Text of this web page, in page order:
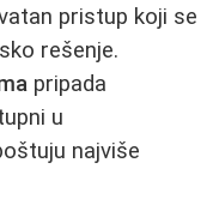
pristup koji se
rešenje.
pripada
u
najviše